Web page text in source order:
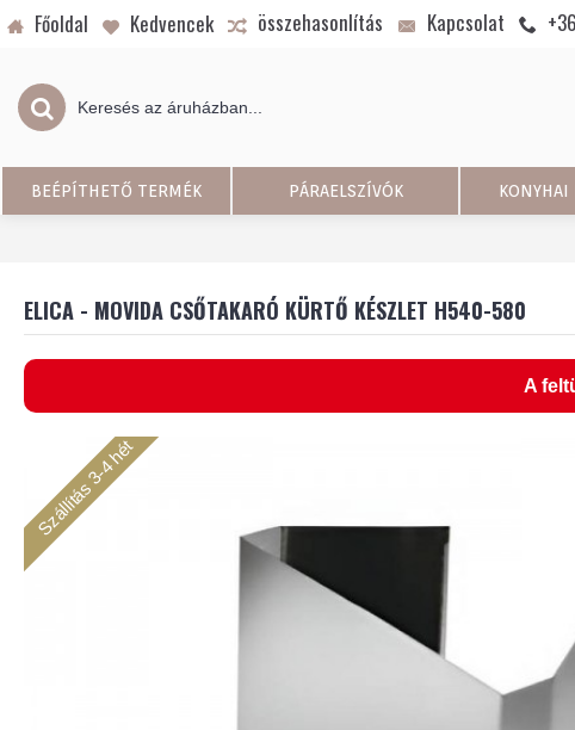
Főoldal Kedvencek összehasonlítás Kapcsolat
BEÉPÍTHETŐ TERMÉK PÁRAELSZÍVÓK KONYHAI
ELICA - MOVIDA CSŐTAKARÓ KÜRTŐ KÉSZLET H540-580
A
Szállítás 3-4 hét